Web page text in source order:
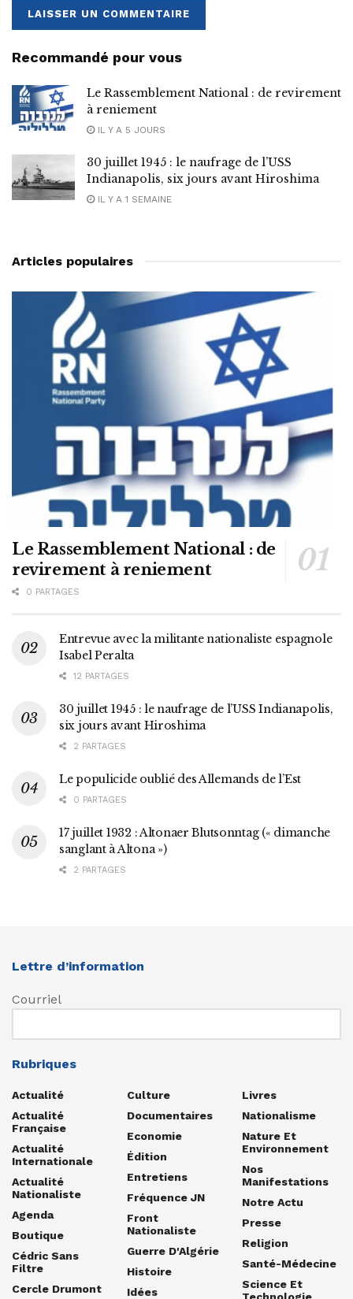
Recommandé pour vous
Le Rassemblement National : de revirement
à reniement
IL Y A 5 JOURS
30 juillet 1945 : le naufrage de l’USS
Indianapolis, six jours avant Hiroshima
IL Y A 1 SEMAINE
Articles populaires
Le Rassemblement National : de
revirement à reniement
0 PARTAGES
Entrevue avec la militante nationaliste espagnole
Isabel Peralta
12 PARTAGES
30 juillet 1945 : le naufrage de l’USS Indianapolis,
six jours avant Hiroshima
2 PARTAGES
Le populicide oublié des Allemands de l’Est
0 PARTAGES
17 juillet 1932 : Altonaer Blutsonntag (« dimanche
sanglant à Altona »)
2 PARTAGES
Lettre d’information
Courriel
Rubriques
Actualité
Actualité
Française
Actualité
Internationale
Actualité
Nationaliste
Agenda
Boutique
Cédric Sans
Filtre
Cercle Drumont
Culture
Documentaires
Economie
Édition
Entretiens
Fréquence JN
Front
Nationaliste
Guerre D'Algérie
Histoire
Idées
Livres
Nationalisme
Nature Et
Environnement
Nos
Manifestations
Notre Actu
Presse
Religion
Santé-Médecine
Science Et